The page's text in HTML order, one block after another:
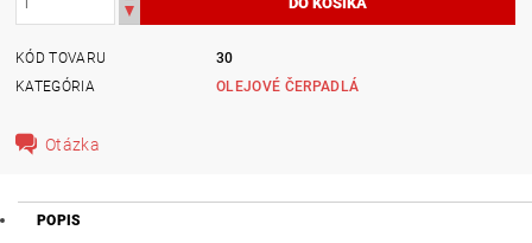
KÓD TOVARU
30
KATEGÓRIA
OLEJOVÉ ČERPADLÁ
Otázka
POPIS